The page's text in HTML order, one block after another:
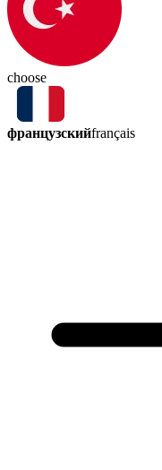
choose
французскийfrançais